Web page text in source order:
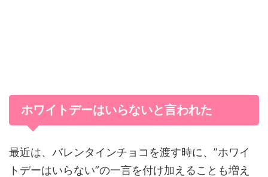
ホワイトデーはいらないと言われた
最近は、バレンタインチョコを渡す時に、”ホワイ
トデーはいらない”の一言を付け加えることも増え